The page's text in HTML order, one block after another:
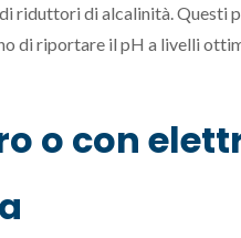
riduttori di alcalinità. Questi
di riportare il pH a livelli
o con